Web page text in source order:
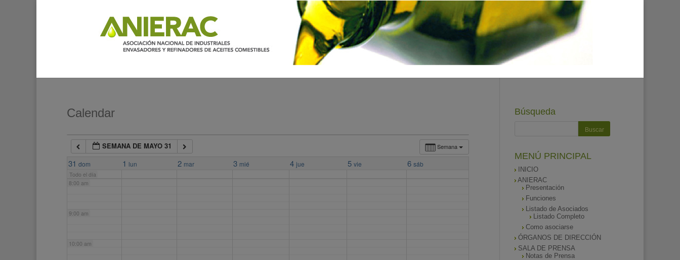
Calendar
Semana
SEMANA DE MAYO 31
31 dom 1 lun 2 mar 3 mié 4 jue 5 vie 6 sáb
Todo el día
7:00 am
8:00 am
9:00 am
10:00 am
Búsqueda
MENÚ PRINCIPAL
INICIO
ANIERAC
Presentación
Funciones
Listado de Asociados
Listado Completo
Como asociarse
ÓRGANOS DE DIRECCIÓN
SALA DE PRENSA
Notas de Prensa